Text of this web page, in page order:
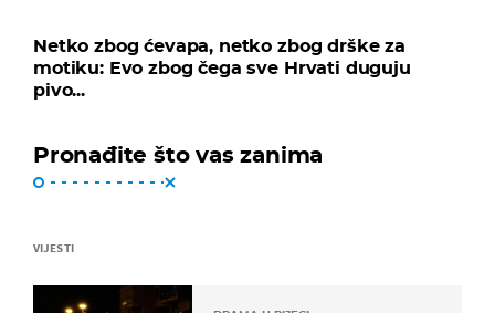
Netko zbog ćevapa, netko zbog drške za
motiku: Evo zbog čega sve Hrvati duguju
pivo...
Pronađite što vas zanima
VIJESTI